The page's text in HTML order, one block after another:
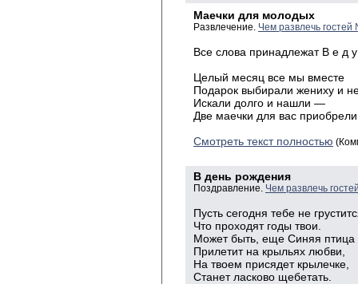
Маечки для молодых
Развлечение. Чем развлечь
Все слова принадлежат В е д
Целый месяц все мы вместе
Подарок выбирали жениху и
Искали долго и нашли —
Две маечки для вас
Смотреть текст полностью
В день рождения
Поздравление. Чем развлечь
Пусть сегодня тебе не
Что проходят годы твои.
Может быть, еще Синяя птица
Прилетит на крыльях любви,
На твоем присядет крылечке,
Станет ласково щебетать.